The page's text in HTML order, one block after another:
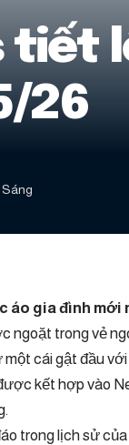
26
Sáng
gia đình mới
ngoặt trong vẻ
cái gật đầu
kết hợp vào
trong lịch sử